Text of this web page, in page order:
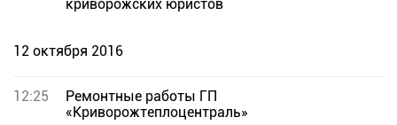
криворожских юристов
12 октября 2016
12:25
Ремонтные работы ГП
«Криворожтеплоцентраль»